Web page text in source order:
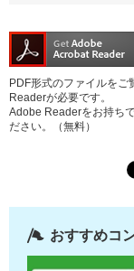
PDF形式のファイルを
Readerが必要です。
Adobe Readerをお持ち
ださい。（無料）
おすすめコ